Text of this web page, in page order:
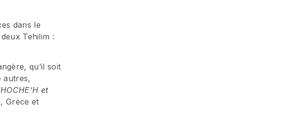
dans le
Tehilim :
qu’il soit
autres,
et
Grèce et